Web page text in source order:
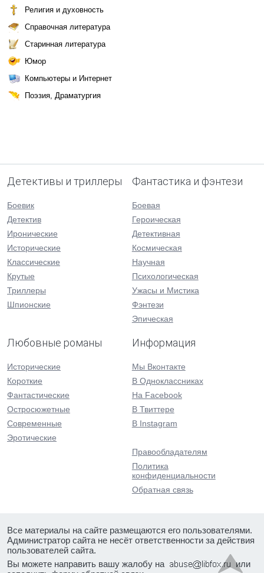
Религия и духовность
Справочная литература
Старинная литература
Юмор
Компьютеры и Интернет
Поэзия, Драматургия
Детективы и триллеры
Боевик
Детектив
Иронические
Исторические
Классические
Крутые
Триллеры
Шпионские
Фантастика и фэнтези
Боевая
Героическая
Детективная
Космическая
Научная
Психологическая
Ужасы и Мистика
Фэнтези
Эпическая
Любовные романы
Исторические
Короткие
Фантастические
Остросюжетные
Современные
Эротические
Информация
Мы Вконтакте
В Одноклассниках
На Facebook
В Твиттере
В Instagram
Правообладателям
Политика
конфиденциальности
Обратная связь
Все материалы на сайте размещаются его пользователями.
Администратор сайта не несёт ответственности за действия
пользователей сайта.
Вы можете направить вашу жалобу на
или